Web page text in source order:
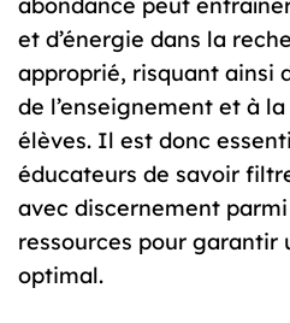
et d’énergie dans la
approprié, risquant ainsi
de l’enseignement et à
élèves. Il est donc
éducateurs de savoir
avec discernement
ressources pour garantir
optimal.